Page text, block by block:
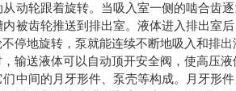
动轮跟着旋转。当吸入室一侧的啮合齿
被齿轮推送到排出室。液体进入排出室
停地旋转，泵就能连续不断地吸入和排出
输送液体可以自动顶开安全阀，使高压液
中间的月牙形件、泵壳等构成。月牙形